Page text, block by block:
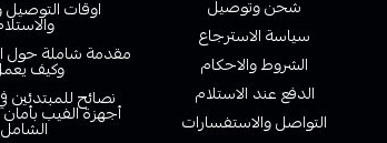
شحن وتوصيل
سياسة الاسترجاع
الشروط والاحكام
الدفع عند الاستلام
التواصل والاستفسارات
اوقات
مقدمة شاملة حول
وكيف
نصائح للمبتدئين
أجهزة الفيب
الشامل